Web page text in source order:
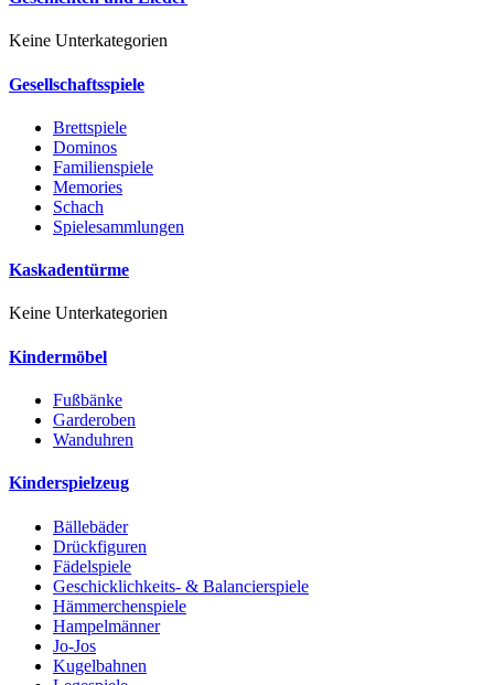
Keine Unterkategorien
Gesellschaftsspiele
Brettspiele
Dominos
Familienspiele
Memories
Schach
Spielesammlungen
Kaskadentürme
Keine Unterkategorien
Kindermöbel
Fußbänke
Garderoben
Wanduhren
Kinderspielzeug
Bällebäder
Drückfiguren
Fädelspiele
Geschicklichkeits- & Balancierspiele
Hämmerchenspiele
Hampelmänner
Jo-Jos
Kugelbahnen